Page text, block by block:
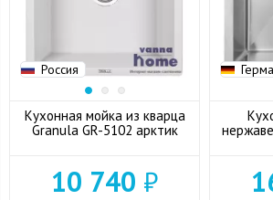
Россия
Кухонная мойка из кварца
Granula GR-5102 арктик
10 740 ₽